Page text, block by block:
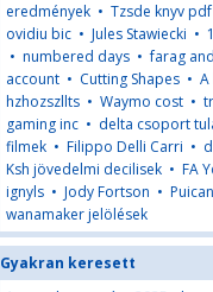
eredmények • Tzsde knyv pdf
ovidiu bic • Jules Stawiecki •
• numbered days •farag
account • Cutting Shapes •
hzhozszllts • Waymo cost •
gaming inc • delta csoport
filmek • Filippo Delli Carri •
Ksh jövedelmi decilisek • FA
ignyls • Jody Fortson •
wanamaker jelölések
Gyakran keresett